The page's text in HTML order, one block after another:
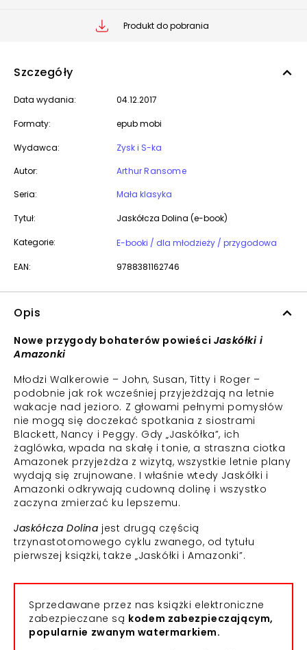
Produkt do pobrania
Szczegóły
Data wydania: 04.12.2017
Formaty: epub mobi
Wydawca:
Zysk i S-ka
Autor:
Arthur Ransome
Seria:
Mała klasyka
Tytuł: Jaskółcza Dolina (e-book)
Kategorie: E-booki / dla młodzieży / przygodowa
EAN: 9788381162746
Opis
Nowe przygody bohaterów powieści Jaskółki i
Amazonki
Młodzi Walkerowie – John, Susan, Titty i Roger –
podobnie jak rok wcześniej przyjeżdżają na letnie
wakacje nad jezioro. Z głowami pełnymi pomysłów
nie mogą się doczekać spotkania z siostrami
Blackett, Nancy i Peggy. Gdy „Jaskółka”, ich
żaglówka, wpada na skałę i tonie, a straszna ciotka
Amazonek przyjeżdża z wizytą, wszystkie letnie plany
wydają się zrujnowane. I właśnie wtedy Jaskółki i
Amazonki odkrywają cudowną dolinę i wszystko
zaczyna zmierzać ku lepszemu.
Jaskółcza Dolina jest drugą częścią
trzynastotomowego cyklu zwanego, od tytułu
pierwszej książki, także „Jaskółki i Amazonki”.
Sprzedawane przez nas książki elektroniczne
zabezpieczane są kodem zabezpieczającym,
popularnie zwanym watermarkiem.